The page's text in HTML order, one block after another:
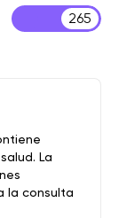
265
La
la consulta